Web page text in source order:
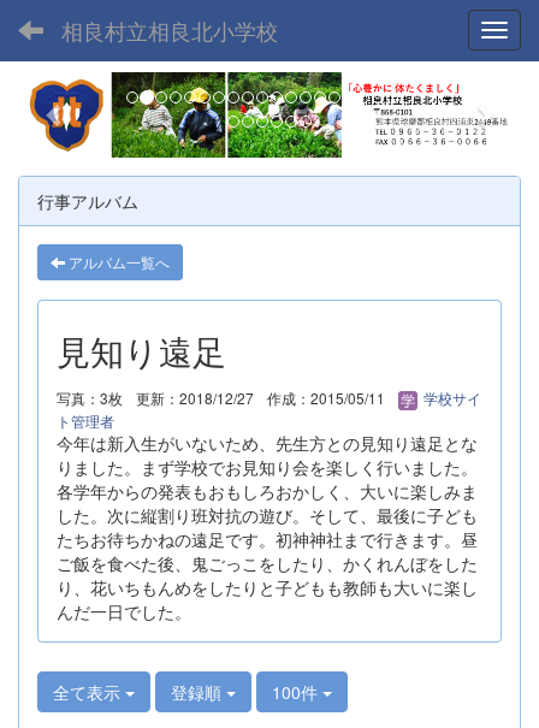
相良村立相良北小学校
p
r
e
v
i
o
u
e
x
t
行事アルバム
アルバム一覧へ
見知り遠足
写真：3枚 更新：2018/12/27 作成：2015/05/11
学校サイ
ト管理者
今年は新入生がいないため、先生方との見知り遠足とな
りました。まず学校でお見知り会を楽しく行いました。
各学年からの発表もおもしろおかしく、大いに楽しみま
した。次に縦割り班対抗の遊び。そして、最後に子ども
たちお待ちかねの遠足です。初神神社まで行きます。昼
ご飯を食べた後、鬼ごっこをしたり、かくれんぼをした
り、花いちもんめをしたりと子どもも教師も大いに楽し
んだ一日でした。
全て表示 登録順 100件